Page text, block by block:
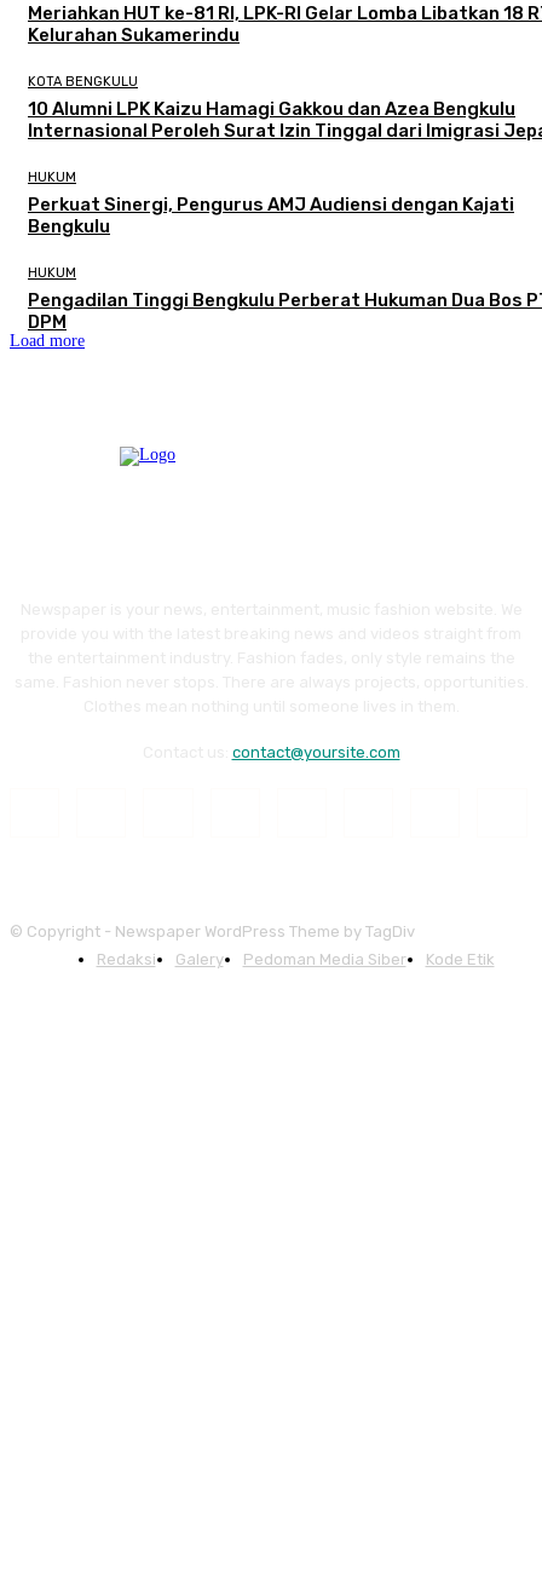
Meriahkan HUT ke-81 RI, LPK-RI Gelar Lomba Libatkan 18
Kelurahan Sukamerindu
KOTA BENGKULU
‎10 Alumni LPK Kaizu Hamagi Gakkou dan Azea Bengkulu
Internasional Peroleh Surat Izin Tinggal dari Imigrasi
HUKUM
Perkuat Sinergi, Pengurus AMJ Audiensi dengan Kajati
Bengkulu
HUKUM
Pengadilan Tinggi Bengkulu Perberat Hukuman Dua Bos
DPM
Load more
contact@yoursite.com
© Copyright - Newspaper WordPress Theme by TagDiv
Redaksi
Galery Pedoman Media Siber Kode Etik